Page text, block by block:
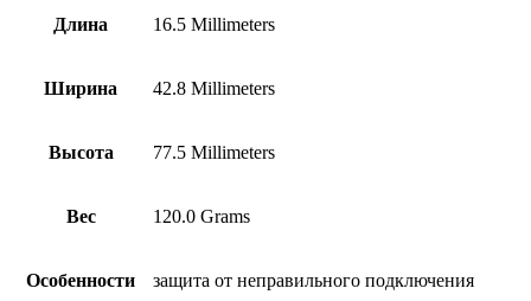
Длина 16.5 Millimeters
Ширина 42.8 Millimeters
Высота 77.5 Millimeters
Вес 120.0 Grams
Особенности защита от неправильного подключения